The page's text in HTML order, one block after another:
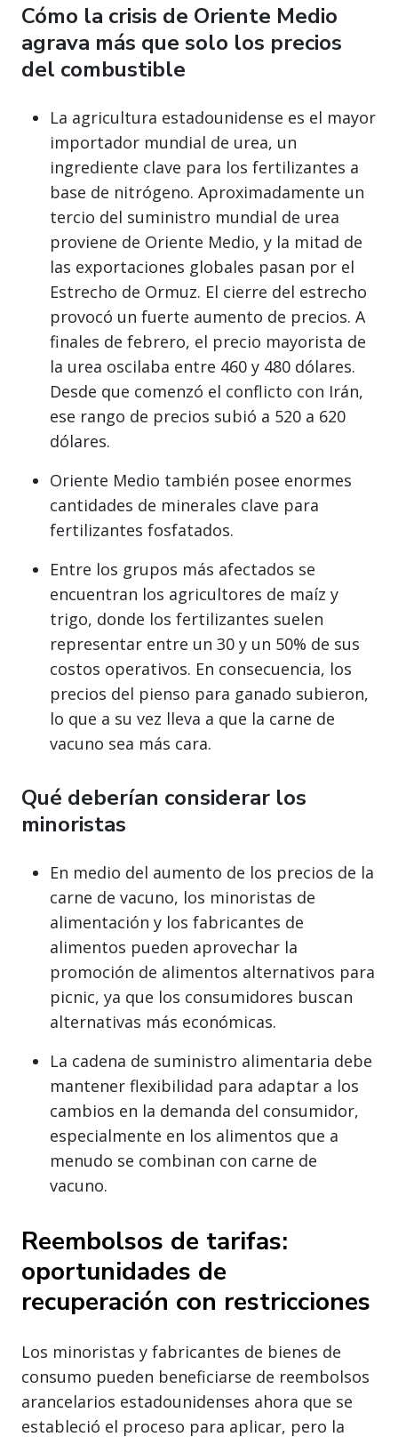
Cómo la crisis de Oriente Medio
agrava más que solo los precios
del combustible
La agricultura estadounidense es el mayor
importador mundial de urea, un
ingrediente clave para los fertilizantes a
base de nitrógeno. Aproximadamente un
tercio del suministro mundial de urea
proviene de Oriente Medio, y la mitad de
las exportaciones globales pasan por el
Estrecho de Ormuz. El cierre del estrecho
provocó un fuerte aumento de precios. A
finales de febrero, el precio mayorista de
la urea oscilaba entre 460 y 480 dólares.
Desde que comenzó el conflicto con Irán,
ese rango de precios subió a 520 a 620
dólares.
Oriente Medio también posee enormes
cantidades de minerales clave para
fertilizantes fosfatados.
Entre los grupos más afectados se
encuentran los agricultores de maíz y
trigo, donde los fertilizantes suelen
representar entre un 30 y un 50% de sus
costos operativos. En consecuencia, los
precios del pienso para ganado subieron,
lo que a su vez lleva a que la carne de
vacuno sea más cara.
Qué deberían considerar los
minoristas
En medio del aumento de los precios de la
carne de vacuno, los minoristas de
alimentación y los fabricantes de
alimentos pueden aprovechar la
promoción de alimentos alternativos para
picnic, ya que los consumidores buscan
alternativas más económicas.
La cadena de suministro alimentaria debe
mantener flexibilidad para adaptar a los
cambios en la demanda del consumidor,
especialmente en los alimentos que a
menudo se combinan con carne de
vacuno.
Reembolsos de tarifas:
oportunidades de
recuperación con restricciones
Los minoristas y fabricantes de bienes de
consumo pueden beneficiarse de reembolsos
arancelarios estadounidenses ahora que se
estableció el proceso para aplicar, pero la